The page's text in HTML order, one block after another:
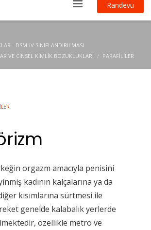
Randevu
- DSM-IV SINIFLANDIRILMASI
VE CINSEL KIMLIK BOZUKLUKLARI
PARAFILILER
orgazm amacıyla penisini
kadının kalçalarına ya da
kısımlarına sürtmesi ile
genelde kalabalık yerlerde
özellikle metro ve